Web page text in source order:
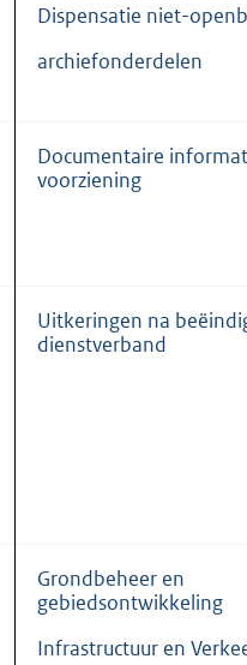
Dispensatie niet-
archiefonderdelen
Documentaire
voorziening
Uitkeringen na
dienstverband
Grondbeheer en
gebiedsontwikkeling
Infrastructuur en